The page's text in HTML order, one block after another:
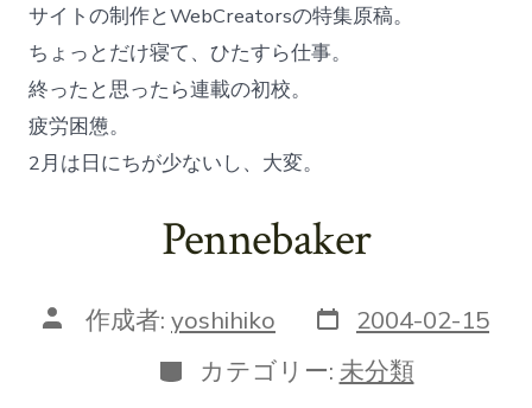
ー
サイトの制作とWebCreatorsの特集原稿。
ちょっとだけ寝て、ひたすら仕事。
終ったと思ったら連載の初校。
疲労困憊。
2月は日にちが少ないし、大変。
Pennebaker
投 作成者: yoshihiko 投
稿
日
2004-02-15
カ
テ
カテゴリー: 未分類